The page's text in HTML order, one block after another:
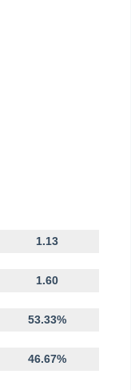
1.13
1.60
53.33%
46.67%